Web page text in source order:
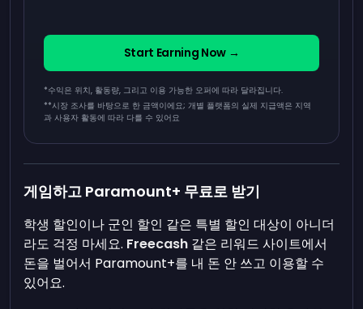
Start Earning Now →
*수익은 위치, 활동량, 그리고 이용 가능한 오퍼에 따라 달라집니다.
**시장 조사를 바탕으로 한 금액이에요; 개별 플랫폼의 실제 지급액은 지역
과 사용자 활동에 따라 다를 수 있어요
게임하고 Paramount+ 무료로 받기
학생 할인이나 군인 할인 같은 특별 할인 대상이 아니더
라도 걱정 마세요. Freecash 같은 리워드 사이트에서
돈을 벌어서 Paramount+를 내 돈 안 쓰고 이용할 수
있어요.